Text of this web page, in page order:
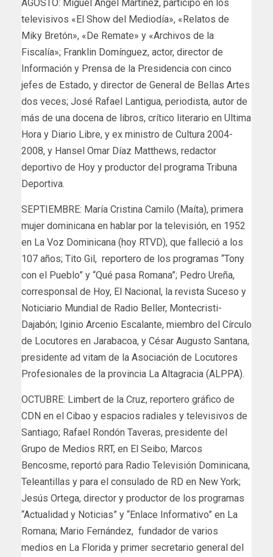
AGOSTO: Miguel Angel Martínez, participó en los
televisivos «El Show del Mediodía», «Relatos de
Miky Bretón», «De Remate» y «Archivos de la
Fiscalía»; Franklin Domínguez, actor, director de
Información y Prensa de la Presidencia con cinco
jefes de Estado, y director de General de Bellas Artes
dos veces; José Rafael Lantigua, periodista, autor de
más de una docena de libros, crítico literario en Ultima
Hora y Diario Libre, y ex ministro de Cultura 2004-
2008, y Hansel Omar Díaz Matthews, redactor
deportivo de Hoy y productor del programa Tribuna
Deportiva.
SEPTIEMBRE: María Cristina Camilo (Maíta), primera
mujer dominicana en hablar por la televisión, en 1952
en La Voz Dominicana (hoy RTVD), que falleció a los
107 años; Tito Gil, reportero de los programas “Tony
con el Pueblo” y “Qué pasa Romana”; Pedro Ureña,
corresponsal de Hoy, El Nacional, la revista Suceso y
Noticiario Mundial de Radio Beller, Montecristi-
Dajabón; Iginio Arcenio Escalante, miembro del Círculo
de Locutores en Jarabacoa, y César Augusto Santana,
presidente ad vitam de la Asociación de Locutores
Profesionales de la provincia La Altagracia (ALPPA).
OCTUBRE: Limbert de la Cruz, reportero gráfico de
CDN en el Cibao y espacios radiales y televisivos de
Santiago; Rafael Rondón Taveras, presidente del
Grupo de Medios RRT, en El Seibo; Marcos
Bencosme, reportó para Radio Televisión Dominicana,
Teleantillas y para el consulado de RD en New York;
Jesús Ortega, director y productor de los programas
“Actualidad y Noticias” y “Enlace Informativo” en La
Romana; Mario Fernández, fundador de varios
medios en La Florida y primer secretario general del